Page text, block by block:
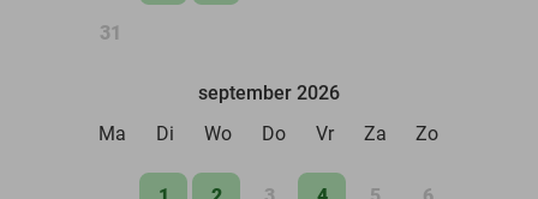
31
september 2026
Ma
Di Wo Do Vr Za Zo